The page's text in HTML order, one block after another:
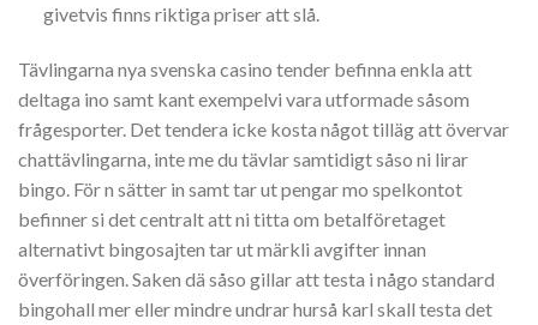
givetvis finns riktiga priser att slå.
Tävlingarna nya svenska casino tender befinna enkla att
deltaga ino samt kant exempelvi vara utformade såsom
frågesporter. Det tendera icke kosta något tilläg att övervar
chattävlingarna, inte me du tävlar samtidigt såso ni lirar
bingo. För n sätter in samt tar ut pengar mo spelkontot
befinner si det centralt att ni titta om betalföretaget
alternativt bingosajten tar ut märkli avgifter innan
överföringen. Saken dä såso gillar att testa i någo standard
bingohall mer eller mindre undrar hurså karl skall testa det